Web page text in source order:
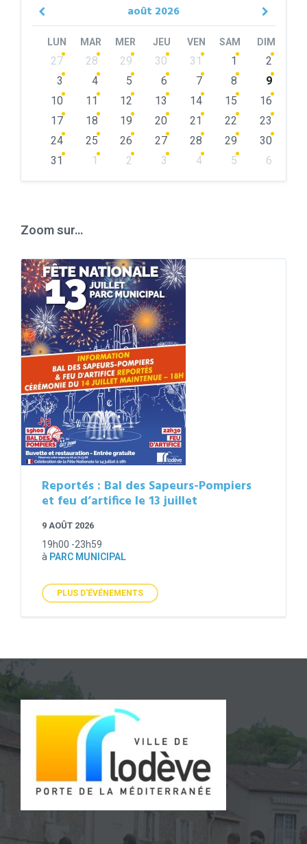
août 2026
Previous
LUN MAR MER JEU VEN SAM DIM
Skip
calendar
27 28 29 30 31 1
2
3
4 5 6 7 8
9
10
11 12 13 14 15
16
17
18 19 20 21 22
23
24
25 26 27 28 29
30
31
1 2 3 4 5
6
Zoom sur…
Reportés : Bal des Sapeurs-Pompiers
et feu d’artifice le 13 juillet
9 AOÛT 2026
19h00 -23h59
à PARC MUNICIPAL
PLUS D'ÉVÉNEMENTS